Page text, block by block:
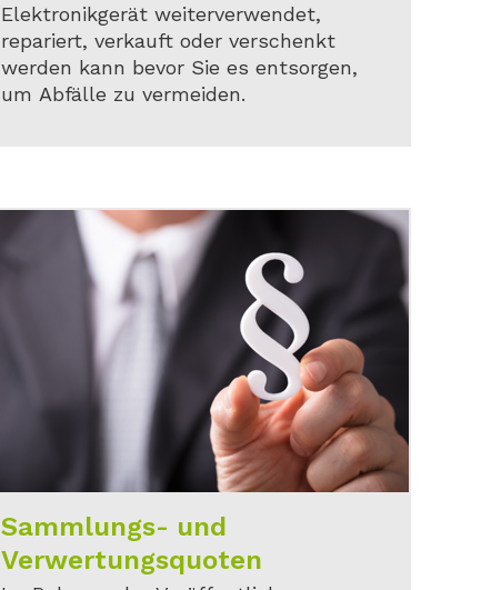
Elektronikgerät weiterverwendet,
repariert, verkauft oder verschenkt
werden kann bevor Sie es entsorgen,
um Abfälle zu vermeiden.
Sammlungs- und
Verwertungsquoten